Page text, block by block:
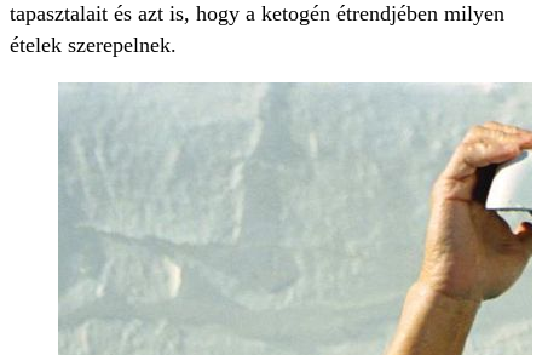
tapasztalait és azt is, hogy a ketogén étrendjében milyen
ételek szerepelnek.